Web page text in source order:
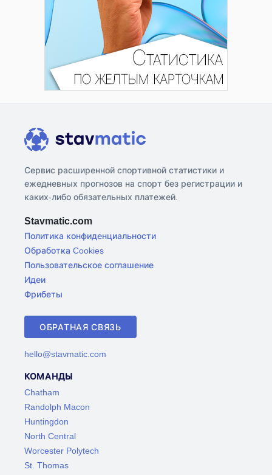
Сервис расширенной спортивной статистики и
ежедневных прогнозов на спорт без регистрации и
каких-либо обязательных платежей.
Stavmatic.com
Политика конфиденциальности
Обработка Cookies
Пользовательское соглашение
Идеи
Фрибеты
ОБРАТНАЯ СВЯЗЬ
hello@stavmatic.com
КОМАНДЫ
Chatham
Randolph Macon
Huntingdon
North Central
Worcester Polytech
St. Thomas